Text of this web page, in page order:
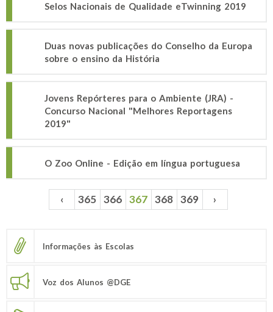
Selos Nacionais de Qualidade eTwinning 2019
Duas novas publicações do Conselho da Europa
sobre o ensino da História
Jovens Repórteres para o Ambiente (JRA) -
Concurso Nacional "Melhores Reportagens
2019"
O Zoo Online - Edição em língua portuguesa
Páginas ‹ 365 366 367 368 369 ›
Informações às Escolas
Voz dos Alunos @DGE